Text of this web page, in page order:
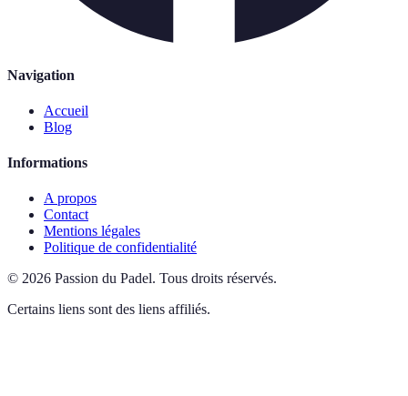
Navigation
Accueil
Blog
Informations
A propos
Contact
Mentions légales
Politique de confidentialité
© 2026 Passion du Padel. Tous droits réservés.
Certains liens sont des liens affiliés.